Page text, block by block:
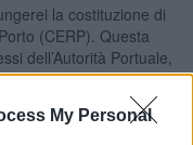
My Personal
la costituzione di
(CERP). Questa
dell’Autorità Portuale,
di Portoferraio:
(AdSP) rientra il
ai mandati europei,